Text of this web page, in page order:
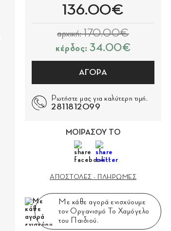
136.00€
αρχική: 170.00€
κέρδος: 34.00€
ΑΓΟΡΑ
Ρωτήστε μας για καλύτερη τιμή.
2811812099
ΜΟΙΡΑΣΟΥ ΤΟ
ΑΠΟΣΤΟΛΕΣ - ΠΛΗΡΩΜΕΣ
Με κάθε αγορά ενισχύουμε
τον Οργανισμό Το Χαμόγελο
του Παιδιού.